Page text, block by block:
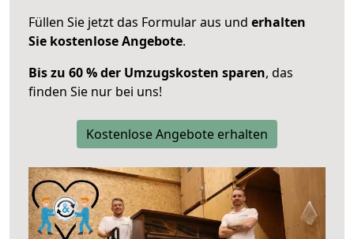
Füllen Sie jetzt das Formular aus und erhalten
Sie kostenlose Angebote.
Bis zu 60 % der Umzugskosten sparen, das
finden Sie nur bei uns!
Kostenlose Angebote erhalten